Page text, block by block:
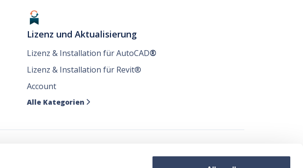
Lizenz und Aktualisierung
Lizenz & Installation für AutoCAD®
Lizenz & Installation für Revit®
Account
Alle Kategorien 
dort